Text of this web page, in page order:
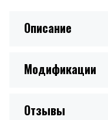
Описание
Модификации
Отзывы